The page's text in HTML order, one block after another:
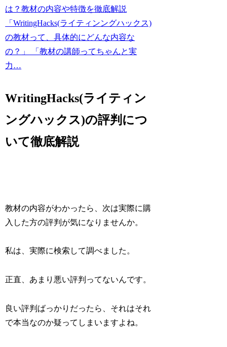
は？教材の内容や特徴を徹底解説
「WritingHacks(ライティンングハックス)
の教材って、具体的にどんな内容な
の？」 「教材の講師ってちゃんと実
力…
WritingHacks(ライティン
ングハックス)の評判につ
いて徹底解説
教材の内容がわかったら、次は実際に購
入した方の評判が気になりませんか。
私は、実際に検索して調べました。
正直、あまり悪い評判ってないんです。
良い評判ばっかりだったら、それはそれ
で本当なのか疑ってしまいますよね。